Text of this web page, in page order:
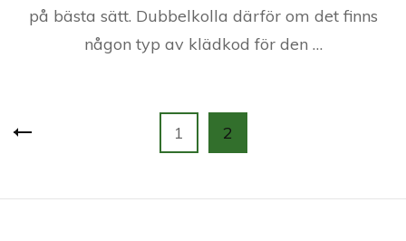
på bästa sätt. Dubbelkolla därför om det finns
någon typ av klädkod för den …
Sidnumrering
Page
1 Page
2